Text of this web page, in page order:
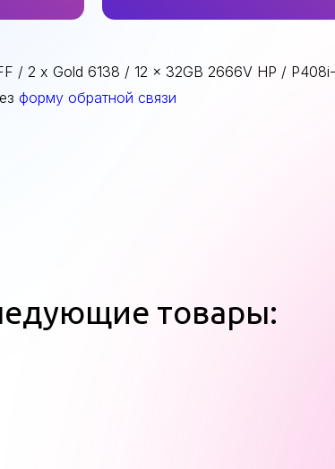
/ 2 x Gold 6138 / 12 x 32GB 2666V HP /
форму обратной связи
товары: